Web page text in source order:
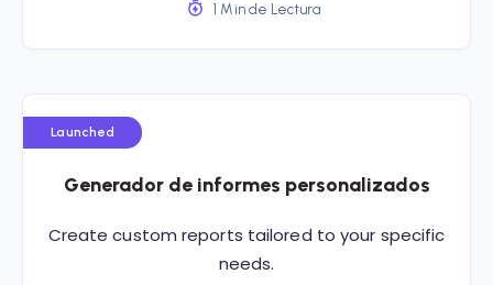
1 Min de Lectura
Launched
Generador de informes personalizados
Create custom reports tailored to your specific
needs.